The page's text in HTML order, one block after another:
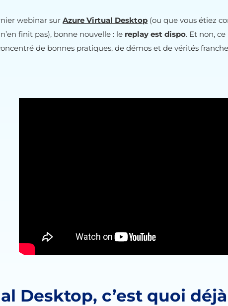
webinar sur Azure Virtual Desktop (ou que vous étiez
finit pas), bonne nouvelle : le replay est dispo. Et non,
de bonnes pratiques, de démos et de vérités
Desktop, c’est quoi